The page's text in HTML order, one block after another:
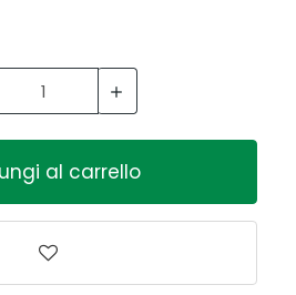
al carrello